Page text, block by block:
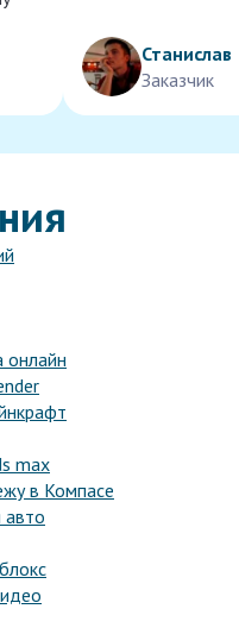
Станислав
Заказчик
онлайн
max
в Компасе